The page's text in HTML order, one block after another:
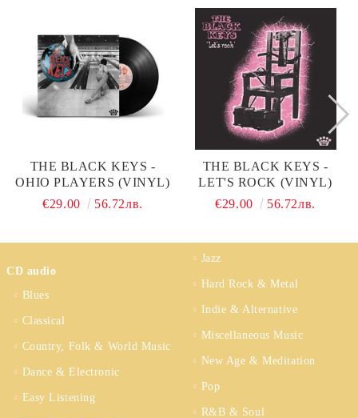
THE BLACK KEYS -
OHIO PLAYERS (VINYL)
€29.00
56.72лв.
THE BLACK KEYS -
LET'S ROCK (VINYL)
€29.00
56.72лв.
CD audio
Blues
Classical
Country, Folk & World Music
Dance & Electronic
Easy Listening
Jazz
Hard Rock & Metal
Indie & Alternative
Miscellaneous Music
New Age & Meditation
Pop
R&B & Soul